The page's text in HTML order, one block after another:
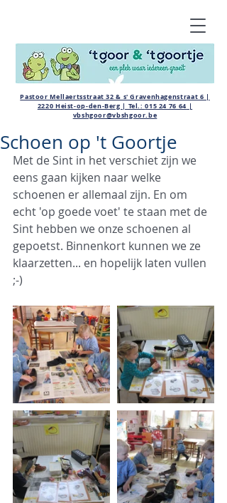
Pastoor Mellaertsstraat 32 & s' Gravenhagenstraat 6 |
2220 Heist-op-den-Berg | Tel.:015 24 76 64 |
vbshgoor@vbshgoor.be
Schoen op 't Goortje
Met de Sint in het verschiet zijn we
eens gaan kijken naar welke
schoenen er allemaal zijn. En om
echt 'op goede voet' te staan met de
Sint hebben we onze schoenen al
gepoetst. Binnenkort kunnen we ze
klaarzetten... en hopelijk laten vullen
;-)